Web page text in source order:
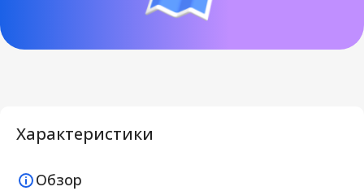
Характеристики
Обзор